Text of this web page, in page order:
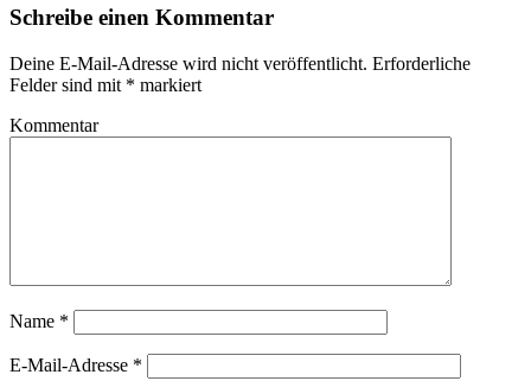
Schreibe einen Kommentar
Deine E-Mail-Adresse wird nicht veröffentlicht. Erforderliche
Felder sind mit * markiert
Kommentar
Name *
E-Mail-Adresse *